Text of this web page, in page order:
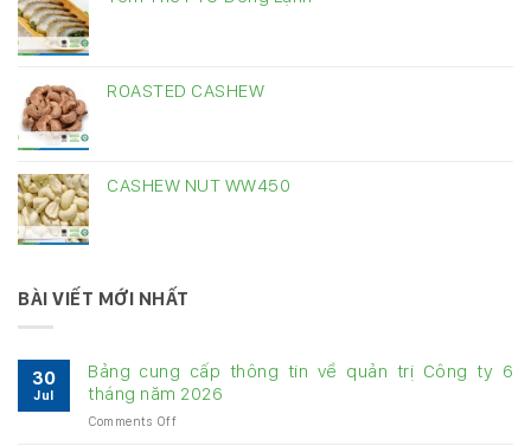
ROASTED CASHEW
CASHEW NUT WW450
BÀI VIẾT MỚI NHẤT
30
Jul
Bảng cung cấp thông tin về quản trị Công ty 6
tháng năm 2026
Comments Offon